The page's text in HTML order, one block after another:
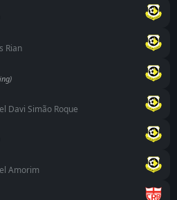
Rian
Davi Simão Roque
Amorim